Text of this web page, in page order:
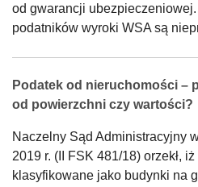
od gwarancji
podatników wyroki WSA są
Podatek od nieruchomości –
od powierzchni czy wartości?
Naczelny Sąd Administracyjny
2019 r. (II FSK 481/18) orzekł,
klasyfikowane jako budynki na